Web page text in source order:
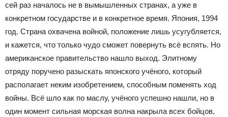
сей раз началось не в вымышленных странах, а уже в
конкретном государстве и в конкретное время. Япония, 1994
год. Страна охвачена войной, положение лишь усугубляется,
и кажется, что только чудо сможет повернуть всё вспять. Но
американское правительство нашло выход. Элитному
отряду поручено разыскать японского учёного, который
располагает неким изобретением, способным поменять ход
войны. Всё шло как по маслу, учёного успешно нашли, но в
один момент сильная морская волна накрыла всех бойцов,